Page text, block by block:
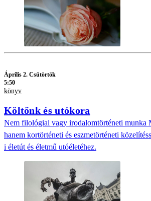
Április 2. Csütörtök
5:50
könyv
Költőnk és utókora
Nem filológiai vagy irodalomtörténeti munka
hanem kortörténeti és eszmetörténeti
i életút és életmű utóéletéhez.